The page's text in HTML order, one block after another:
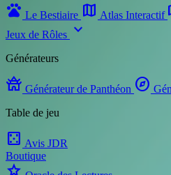
pets Le Bestiaire map Atlas Interactif
Jeux de Rôles expand_more
Générateurs
temple_buddhist Générateur de Panthéon explore
Table de jeu
casino Avis JDR
Boutique
star